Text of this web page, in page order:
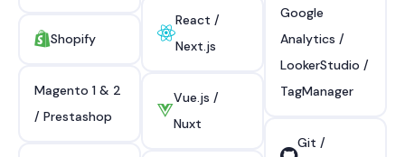
Shopify
Magento 1 & 2
/ Prestashop
React /
Next.js
Vue.js /
Nuxt
Google
Analytics /
LookerStudio /
TagManager
Git /